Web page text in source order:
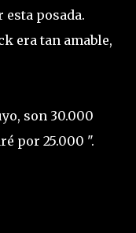
esta posada.
era tan amable,
son 30.000
por 25.000 ".